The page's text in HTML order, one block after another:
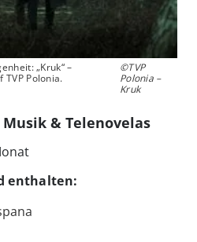
„Kruk“ –
Polonia.
©TVP
Polonia –
Kruk
Musik & Telenovelas
enthalten: